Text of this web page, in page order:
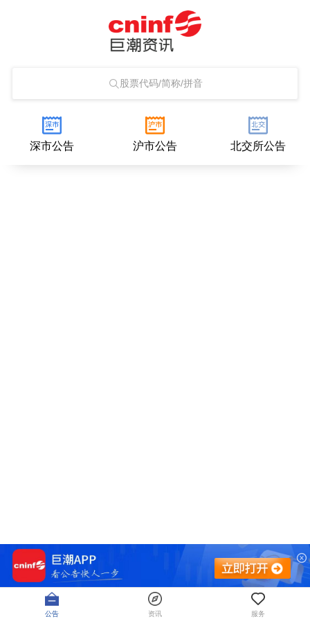
股票代码/简称/拼音
深市公告 沪市公告 北交所公告
公告 资讯 服务